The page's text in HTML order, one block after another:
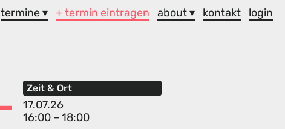
termine ▾ + termin eintragen about ▾ kontakt login
Zeit & Ort
17.07.26
16:00 – 18:00